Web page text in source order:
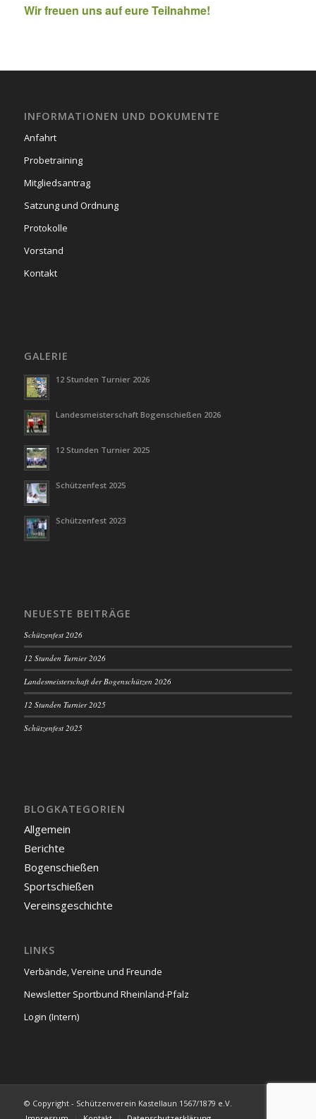
Wir freuen uns auf eure Teilnahme!
INFORMATIONEN UND DOKUMENTE
Anfahrt
Probetraining
Mitgliedsantrag
Satzung und Ordnung
Protokolle
Vorstand
Kontakt
GALERIE
12 Stunden Turnier 2026
Landesmeisterschaft Bogenschießen 2026
12 Stunden Turnier 2025
Schützenfest 2025
Schützenfest 2023
NEUESTE BEITRÄGE
Schützenfest 2026
12 Stunden Turnier 2026
Landesmeisterschaft der Bogenschützen 2026
12 Stunden Turnier 2025
Schützenfest 2025
BLOGKATEGORIEN
Allgemein
Berichte
Bogenschießen
Sportschießen
Vereinsgeschichte
LINKS
Verbände, Vereine und Freunde
Newsletter Sportbund Rheinland-Pfalz
Login (Intern)
© Copyright - Schützenverein Kastellaun 1567/1879 e.V.